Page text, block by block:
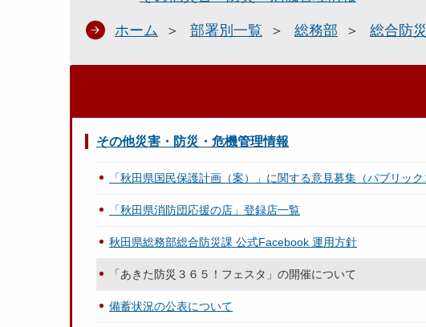
ホーム 部署別一覧 総務部 総合防
その他災害・防災・危機管理情報
「秋田県国民保護計画（案）」に関する意見募集（パブリ
「秋田県消防団応援の店」登録店一覧
秋田県総務部総合防災課 公式Facebook 運用方針
「あきた防災３６５！フェスタ」の開催について
備蓄状況の公表について